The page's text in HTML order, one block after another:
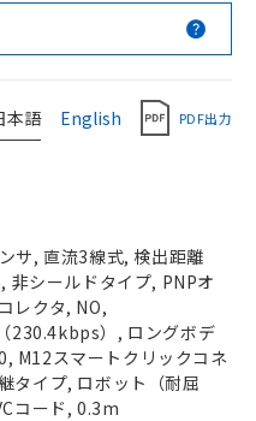
本語 English PDF出力
サ, 直流3線式, 検出距離
非シールドタイプ, PNPオ
レクタ, NO,
230.4kbps）, ロングボデ
M12スマートクリックコネ
タイプ, ロボット（耐屈
コード, 0.3m